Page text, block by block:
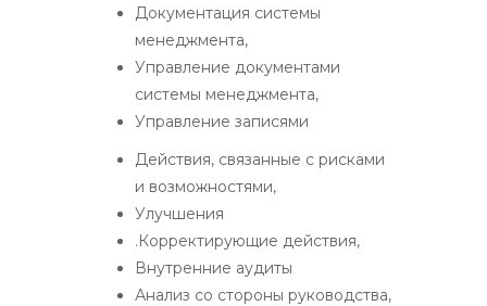
Документация системы
менеджмента,
Управление документами
системы менеджмента,
Управление записями
Действия, связанные с рисками
и возможностями,
Улучшения
.Корректирующие действия,
Внутренние аудиты
Анализ со стороны руководства,